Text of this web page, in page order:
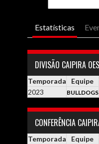
Estatísticas
DIVISÃO CAIPIRA
Temporada Equipe
2023
BULLDOGS
CONFERÊNCIA
Temporada Equipe